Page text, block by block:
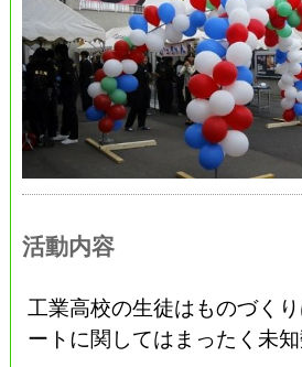
活動内容
工業高校の生徒はものづく
ートに関してはまったく未知